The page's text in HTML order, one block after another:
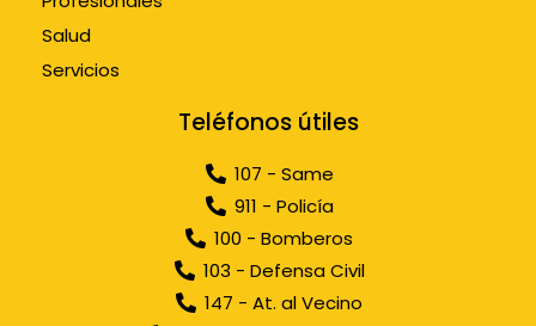
Salud
Servicios
Teléfonos útiles
107 - Same
911 - Policía
100 - Bomberos
103 - Defensa Civil
147 - At. al Vecino